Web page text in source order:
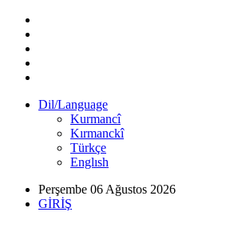
Dil/Language
Kurmancî
Kırmanckî
Türkçe
Englısh
Perşembe 06 Ağustos 2026
GİRİŞ